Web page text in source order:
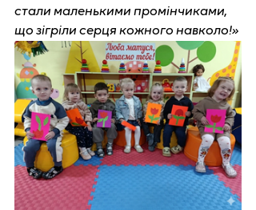
стали маленькими промінчиками,
що зігріли серця кожного навколо!»